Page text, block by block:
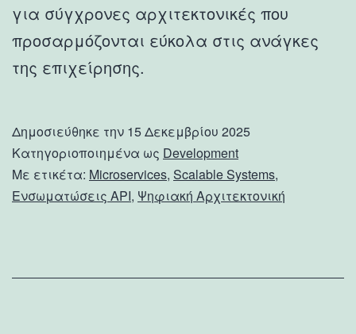
για σύγχρονες αρχιτεκτονικές που
προσαρμόζονται εύκολα στις ανάγκες
της επιχείρησης.
Δημοσιεύθηκε την 15 Δεκεμβρίου 2025
Κατηγοριοποιημένα ως Development
Με ετικέτα: Microservices, Scalable Systems,
Ενσωματώσεις API, Ψηφιακή Αρχιτεκτονική